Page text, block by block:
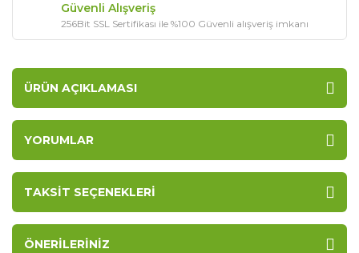
Güvenli Alışveriş
256Bit SSL Sertifikası ile %100 Güvenli alışveriş imkanı
ÜRÜN AÇIKLAMASI
YORUMLAR
TAKSIT SEÇENEKLERI
ÖNERILERINIZ